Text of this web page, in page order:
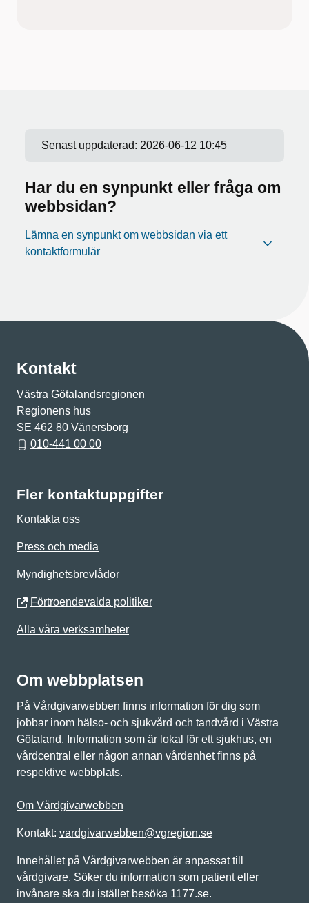
Senast uppdaterad: 2026-06-12 10:45
Har du en synpunkt eller fråga om
webbsidan?
Lämna en synpunkt om webbsidan via ett
kontaktformulär
Kontakt
Västra Götalandsregionen
Regionens hus
SE 462 80 Vänersborg
010-441 00 00
Fler kontaktuppgifter
Kontakta oss
Press och media
Myndighetsbrevlådor
Förtroendevalda politiker
Alla våra verksamheter
Om webbplatsen
På Vårdgivarwebben finns information för dig som
jobbar inom hälso- och sjukvård och tandvård i Västra
Götaland. Information som är lokal för ett sjukhus, en
vårdcentral eller någon annan vårdenhet finns på
respektive webbplats.
Om Vårdgivarwebben
Kontakt: vardgivarwebben@vgregion.se
Innehållet på Vårdgivarwebben är anpassat till
vårdgivare. Söker du information som patient eller
invånare ska du istället besöka 1177.se.